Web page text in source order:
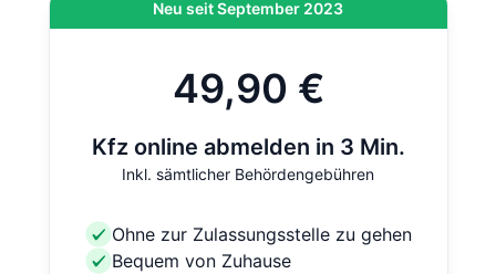
Neu seit September 2023
49,90 €
Kfz online abmelden in 3 Min.
Inkl. sämtlicher Behördengebühren
Ohne zur Zulassungsstelle zu gehen
Bequem von Zuhause